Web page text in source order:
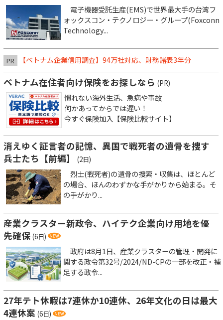
電子機器受託生産(EMS)で世界最大手の台湾フ
ォックスコン・テクノロジー・グループ(Foxconn
Technology...
PR 【ベトナム企業信用調査】94万社対応、財務諸表3年分
ベトナム在住者向け保険をお探しなら (PR)
慣れない海外生活、急病や事故
何かあってからでは遅い！
今すぐ保険加入【保険比較サイト】
消えゆく証言者の記憶、異国で戦死者の遺骨を捜す
兵士たち【前編】
(2日)
烈士(戦死者)の遺骨の捜索・収集は、ほとんど
の場合、ほんのわずかな手がかりから始まる。そ
の手がかり...
産業クラスター新政令、ハイテク企業向け用地を優
先確保 (6日)
政府は8月1日、産業クラスターの管理・開発に
関する政令第32号/2024/ND-CPの一部を改正・補
足する政令...
27年テト休暇は7連休か10連休、26年文化の日は最大
4連休案 (6日)